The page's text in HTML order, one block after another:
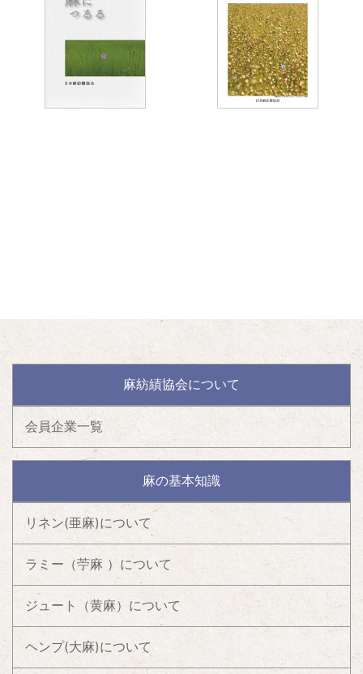
麻紡績協会について
会員企業一覧
麻の基本知識
リネン(亜麻)について
ラミー（苧麻 ）について
ジュート（黄麻）について
ヘンプ(大麻)について